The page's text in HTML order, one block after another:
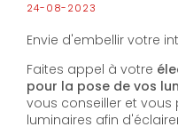
24-08-2023
Envie d'embellir votre
Faites appel à votre
pour la pose de vos
vous conseiller et
luminaires afin